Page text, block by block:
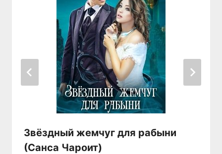
Звёздный жемчуг для рабыни
(Санса Чароит)